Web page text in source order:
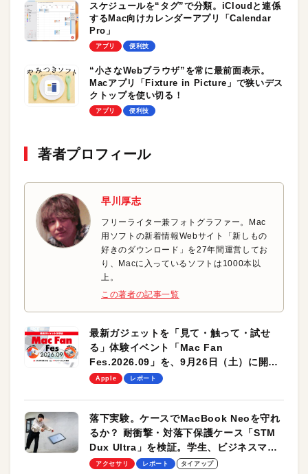
スケジュールを“タグ”で分類。iCloudと連係
するMac向けカレンダーアプリ「Calendar
Pro」
アプリ 便利技
“小さなWebブラウザ”を常に最前面表示。
Macアプリ「Fixture in Picture」で狭いデス
クトップを使い切る！
アプリ 便利技
著者プロフィール
早川厚志
フリーライター兼フォトグラファー。Mac
用ソフトの新着情報Webサイト「新しもの
好きのダウンロード」を27年間運営してお
り、Macに入っているソフトは1000本以
上。
この著者の記事一覧
最新ガジェットを「見て・触って・試せ
る」体験イベント「Mac Fan
Fes.2026.09」を、9月26日（土）に開催
します！
Apple レポート
落下実験。ケースでMacBook Neoを守れ
るか？ 耐衝撃・対落下保護ケース「STM
Dux Ultra」を検証。学生、ビジネスマン
のモバイルユースに最適！
アクセサリ レポート タイアップ